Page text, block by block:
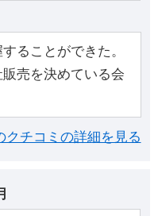
ることができた。
売を決めている会
クチコミの詳細を見る